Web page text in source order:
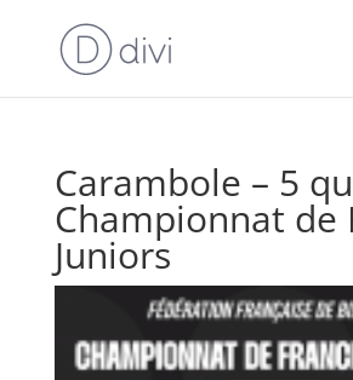
Carambole – 5
Championnat de
Juniors